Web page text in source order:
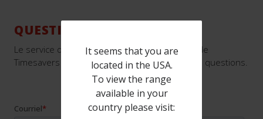
It seems that you are
located in the USA.
To view the range
available in your
country please visit:
QUESTIONS?
Le service de pièces détachées expérimenté de
Timesavers est toujours prêt à répondre à vos questions.